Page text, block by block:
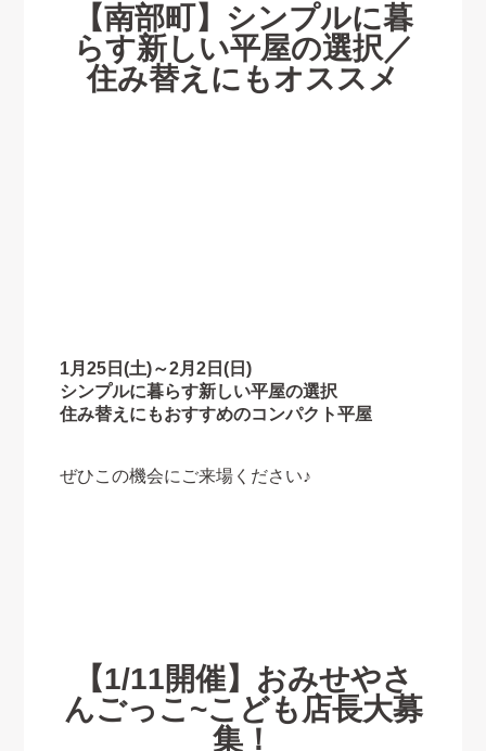
【南部町】シンプルに暮
らす新しい平屋の選択／
住み替えにもオススメ
1月25日(土)～2月2日(日)
シンプルに暮らす新しい平屋の選択
住み替えにもおすすめのコンパクト平屋
ぜひこの機会にご来場ください♪
【1/11開催】おみせやさ
んごっこ~こども店長大募
集！